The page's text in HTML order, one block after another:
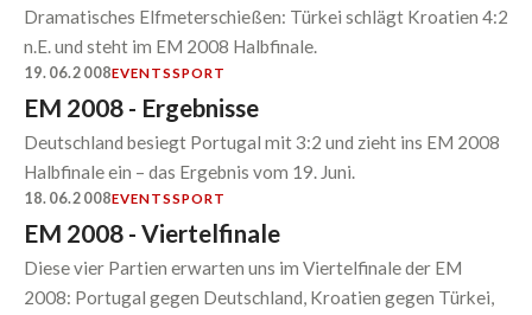
Dramatisches Elfmeterschießen: Türkei schlägt Kroatien 4:2
n.E. und steht im EM 2008 Halbfinale.
19.06.2008EVENTSSPORT
EM 2008 - Ergebnisse
Deutschland besiegt Portugal mit 3:2 und zieht ins EM 2008
Halbfinale ein – das Ergebnis vom 19. Juni.
18.06.2008EVENTSSPORT
EM 2008 - Viertelfinale
Diese vier Partien erwarten uns im Viertelfinale der EM
2008: Portugal gegen Deutschland, Kroatien gegen Türkei,